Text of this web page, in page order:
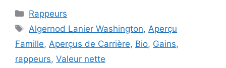
Categories
Rappeurs
Tags
Algernod Lanier Washington, Aperçu
Famille, Aperçus de Carrière, Bio, Gains,
rappeurs, Valeur nette